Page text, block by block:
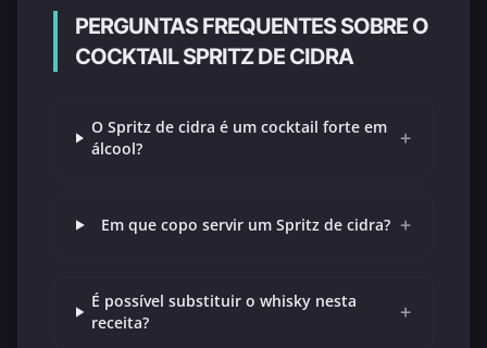
PERGUNTAS FREQUENTES SOBRE O
COCKTAIL SPRITZ DE CIDRA
O Spritz de cidra é um cocktail forte em
álcool?
+
Em que copo servir um Spritz de cidra? +
É possível substituir o whisky nesta
receita?
+